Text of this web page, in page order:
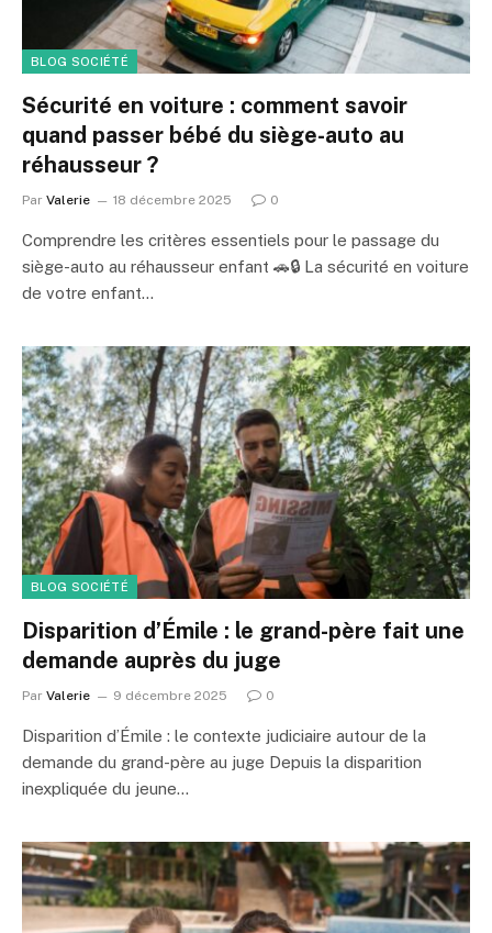
BLOG SOCIÉTÉ
Sécurité en voiture : comment savoir
quand passer bébé du siège-auto au
réhausseur ?
Par Valerie 18 décembre 2025 0
Comprendre les critères essentiels pour le passage du
siège-auto au réhausseur enfant 🚗🔒 La sécurité en voiture
de votre enfant…
BLOG SOCIÉTÉ
Disparition d’Émile : le grand-père fait une
demande auprès du juge
Par Valerie 9 décembre 2025 0
Disparition d’Émile : le contexte judiciaire autour de la
demande du grand-père au juge Depuis la disparition
inexpliquée du jeune…